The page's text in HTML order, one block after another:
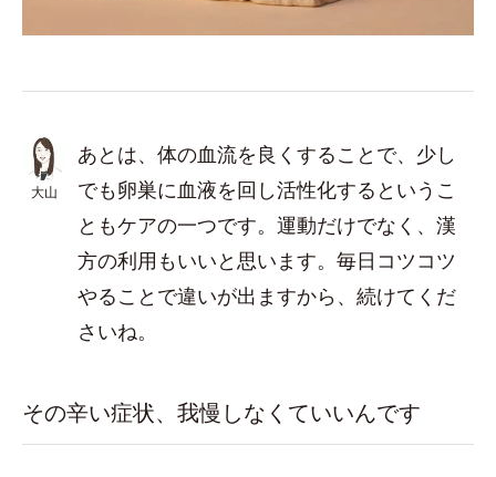
大山
あとは、体の血流を良くすることで、少し
でも卵巣に血液を回し活性化するというこ
ともケアの一つです。運動だけでなく、漢
方の利用もいいと思います。毎日コツコツ
やることで違いが出ますから、続けてくだ
さいね。
その辛い症状、我慢しなくていいんです